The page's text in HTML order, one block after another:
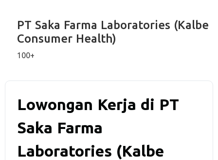
PT Saka Farma Laboratories (Kalbe
Consumer Health)
100+
Lowongan Kerja di PT
Saka Farma
Laboratories (Kalbe